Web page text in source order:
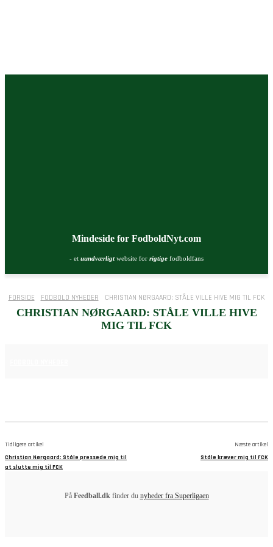
Mindeside for FodboldNyt.com
- et uundværligtwebsite for rigtige fodboldfans
FORSIDE FODBOLD NYHEDER CHRISTIAN NØRGAARD: STÅLE VILLE HIVE MIG TIL FCK
CHRISTIAN NØRGAARD: STÅLE VILLE HIVE
MIG TIL FCK
Tidligere artikel
Christian Nørgaard: Ståle pressede mig til
at slutte mig til FCK
Næste artikel
Ståle kræver mig til FCK
På Feedball.dkfinder du nyheder fra Superligaen